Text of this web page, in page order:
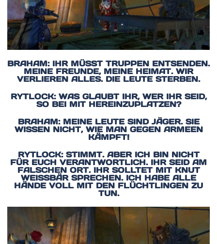
BRAHAM: IHR MÜSST TRUPPEN ENTSENDEN.
MEINE FREUNDE, MEINE HEIMAT. WIR
VERLIEREN ALLES. DIE LEUTE STERBEN.
RYTLOCK: WAS GLAUBT IHR, WER IHR SEID,
SO BEI MIT HEREINZUPLATZEN?
BRAHAM: MEINE LEUTE SIND JÄGER. SIE
WISSEN NICHT, WIE MAN GEGEN ARMEEN
KÄMPFT!
RYTLOCK: STIMMT. ABER ICH BIN NICHT
FÜR EUCH VERANTWORTLICH. IHR SEID AM
FALSCHEN ORT. IHR SOLLTET MIT KNUT
WEISSBÄR SPRECHEN. ICH HABE ALLE H
ÄNDE VOLL MIT DEN FLÜCHTLINGEN ZU T
UN.